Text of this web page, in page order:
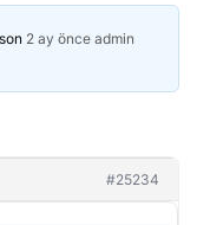
2 ay önce admin
#25234